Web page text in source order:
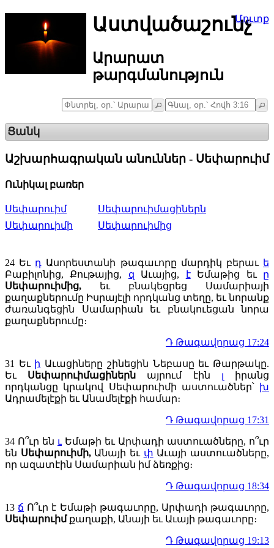
Աստվածաշունչ
Արարատ
թարգմանություն
Մուտք
Ցանկ
Աշխարհագրական անուններ - Սեփարուիմ
Ունիկալ բառեր
Սեփարուիմ
Սեփարուիմացիներն
Սեփարուիմի
Սեփարուիմից
24 Եւ դ Ասորեստանի թագաւորը մարդիկ բերաւ ե
Բաբիլոնից, Քութայից, զ Աւայից, է Եմաթից եւ ը
Սեփարուիմից, եւ բնակեցրեց Սամարիայի
քաղաքներումը Իսրայէլի որդկանց տեղը, եւ նորանք
ժառանգեցին Սամարիան եւ բնակուեցան նորա
քաղաքներումը։
Դ Թագավորաց 17:24
31 Եւ ի Աւացիները շինեցին Նեբասը եւ Թարթակը.
Եւ Սեփարուիմացիներն այրում էին լ
իրանց
որդկանցը կրակով Սեփարուիմի աստուածներ՝
խ
Ադրամելէքի եւ Անամելէքի համար։
Դ Թագավորաց 17:31
34 Ո՞ւր են ւ Եմաթի եւ Արփադի աստուածները, ո՞ւր
են Սեփարուիմի,Անայի եւ փ Աւայի աստուածները,
որ ազատէին Սամարիան իմ ձեռքից։
Դ Թագավորաց 18:34
13 ճ Ո՞ւր է Եմաթի թագաւորը, Արփադի թագաւորը,
Սեփարուիմքաղաքի, Անայի եւ Աւայի թագաւորը։
Դ Թագավորաց 19:13